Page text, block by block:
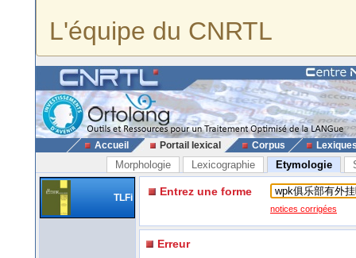
L'équipe du CNRTL
Accueil Portail lexical Corpus
Morphologie Lexicographie Etymologie
TLFi Entrez une forme
notices corrigées
Erreur